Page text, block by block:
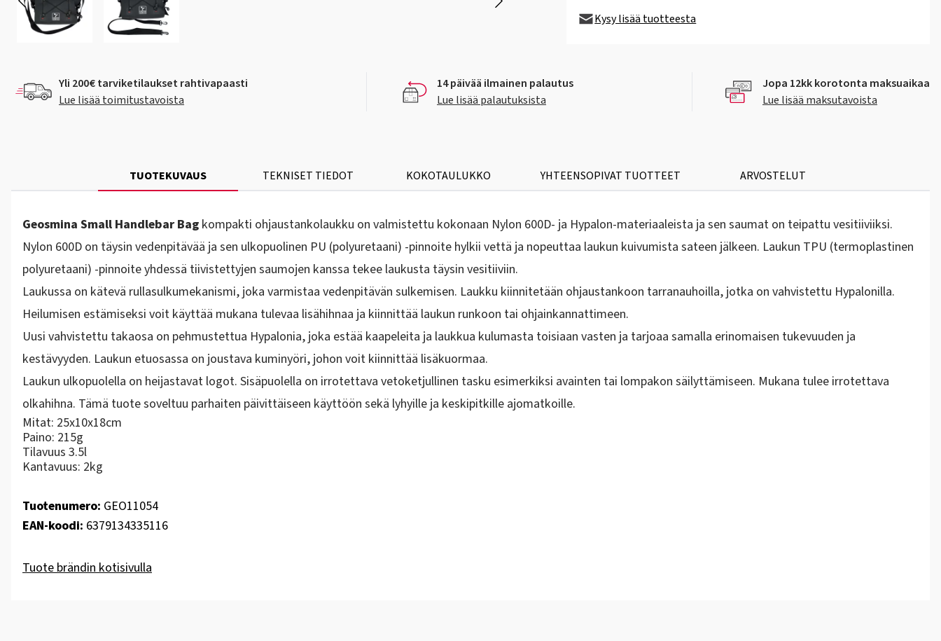
Kysy lisää tuotteesta
Yli 200€ tarviketilaukset rahtivapaasti
Lue lisää toimitustavoista
14 päivää ilmainen palautus
Lue lisää palautuksista
Jopa 12kk korotonta maksuaikaa
Lue lisää maksutavoista
TUOTEKUVAUS TEKNISET TIEDOT KOKOTAULUKKO YHTEENSOPIVAT TUOTTEET ARVOSTELUT
Geosmina Small Handlebar Bag kompakti ohjaustankolaukku on valmistettu kokonaan Nylon 600D- ja Hypalon-materiaaleista ja sen saumat on teipattu vesitiiviiksi.
Nylon 600D on täysin vedenpitävää ja sen ulkopuolinen PU (polyuretaani) -pinnoite hylkii vettä ja nopeuttaa laukun kuivumista sateen jälkeen. Laukun TPU (termoplastinen
polyuretaani) -pinnoite yhdessä tiivistettyjen saumojen kanssa tekee laukusta täysin vesitiiviin.
Laukussa on kätevä rullasulkumekanismi, joka varmistaa vedenpitävän sulkemisen. Laukku kiinnitetään ohjaustankoon tarranauhoilla, jotka on vahvistettu Hypalonilla.
Heilumisen estämiseksi voit käyttää mukana tulevaa lisähihnaa ja kiinnittää laukun runkoon tai ohjainkannattimeen.
Uusi vahvistettu takaosa on pehmustettua Hypalonia, joka estää kaapeleita ja laukkua kulumasta toisiaan vasten ja tarjoaa samalla erinomaisen tukevuuden ja
kestävyyden. Laukun etuosassa on joustava kuminyöri, johon voit kiinnittää lisäkuormaa.
Laukun ulkopuolella on heijastavat logot. Sisäpuolella on irrotettava vetoketjullinen tasku esimerkiksi avainten tai lompakon säilyttämiseen. Mukana tulee irrotettava
olkahihna. Tämä tuote soveltuu parhaiten päivittäiseen käyttöön sekä lyhyille ja keskipitkille ajomatkoille.
Mitat: 25x10x18cm
Paino: 215g
Tilavuus 3.5l
Kantavuus: 2kg
Tuotenumero: GEO11054
EAN-koodi: 6379134335116
Tuote brändin kotisivulla